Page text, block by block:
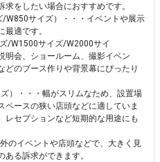
をしたい場合におすすめです。
/W850サイズ）・・・イベントや展示
適です。
/W1500サイズ/W2000サイ
明会、ショールーム、撮影イベン
どのブース作りや背景幕にぴったり
）・・・幅がスリムなため、設置場
ペースの狭い店頭などに適していま
レセプションなど短期的な用途にも
のイベントや店頭などで、大きく見
る訴求ができます。